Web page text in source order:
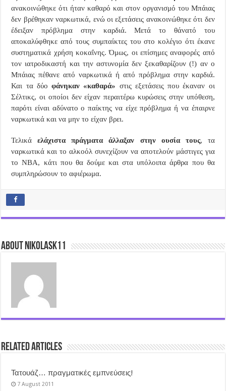
ανακοινώθηκε ότι ήταν καθαρό και στον οργανισμό του Μπάιας
δεν βρέθηκαν ναρκωτικά, ενώ οι εξετάσεις ανακοινώθηκε ότι δεν
έδειξαν πρόβλημα στην καρδιά. Μετά το θάνατό του
αποκαλύφθηκε από τους συμπαίκτες του στο κολέγιο ότι έκανε
συστηματικά χρήση κοκαΐνης. Όμως, οι επίσημες αναφορές από
τον ιατροδικαστή και την αστυνομία δεν ξεκαθαρίζουν (!) αν ο
Μπάιας πέθανε από ναρκωτικά ή από πρόβλημα στην καρδιά.
Και τα δύοφάνηκαν «καθαρά» στις εξετάσεις που έκαναν οι
Σέλτικς, οι οποίοι δεν είχαν περαιτέρω κυρώσεις στην υπόθεση,
παρότι είναι αδύνατο ο παίκτης να είχε πρόβλημα ή να έπαιρνε
ναρκωτικά και να μην το είχαν βρει.
Τελικάελάχιστα πράγματα άλλαξαν στην ουσία τους, τα
ναρκωτικά και το αλκοόλ συνεχίζουν να αποτελούν μάστιγες για
τοNBA, κάτι που θα δούμε και στα υπόλοιπα άρθρα που θα
συμπληρώσουν το αφιέρωμα.
About nikolask11
Related Articles
Τατουάζ… πραγματικές εμπνεύσεις!
7 August 2011